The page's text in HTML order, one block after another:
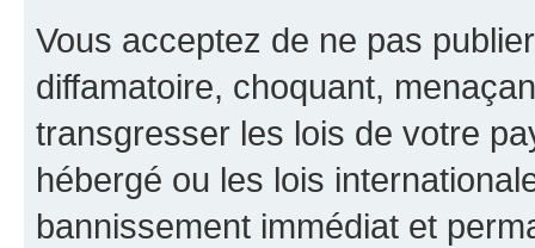
Vous acceptez de ne pas
diffamatoire, choquant,
transgresser les lois de votre
hébergé ou les lois
bannissement immédiat et